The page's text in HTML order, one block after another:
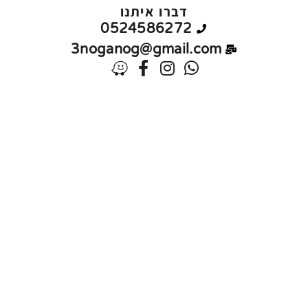
דברו איתנו
0524586272
3noganog@gmail.com